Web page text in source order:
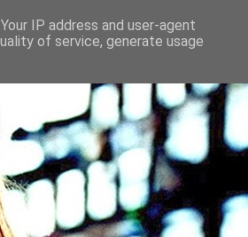
IP address and user-agent
of service, generate usage